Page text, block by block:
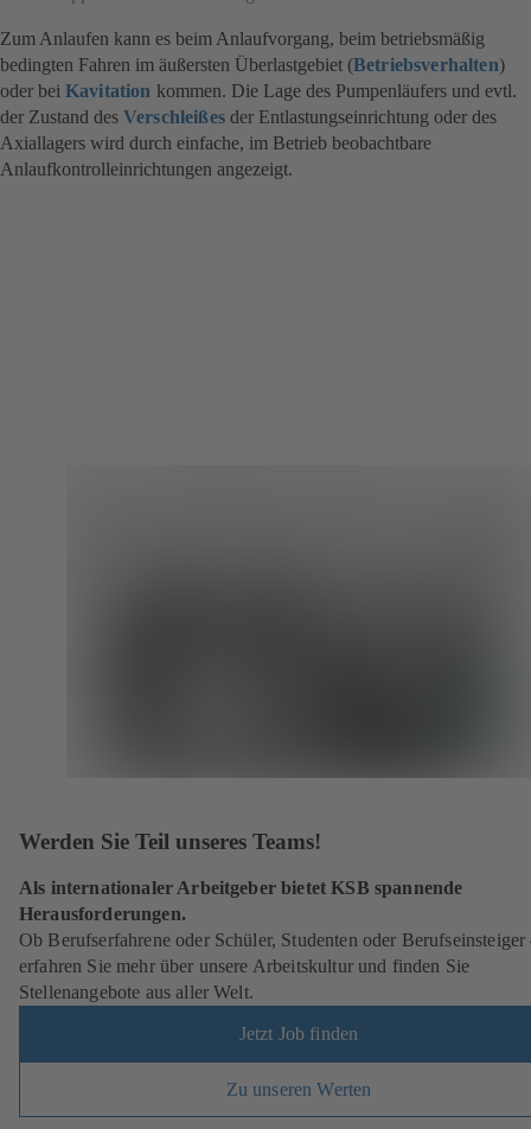
Zum Anlaufen kann es beim Anlaufvorgang, beim betriebsmäßig
bedingten Fahren im äußersten Überlastgebiet (Betriebsverhalten)
oder bei Kavitation kommen. Die Lage des Pumpenläufers und evtl.
der Zustand des Verschleißesder Entlastungseinrichtung oder des
Axiallagers wird durch einfache, im Betrieb beobachtbare
Anlaufkontrolleinrichtungen angezeigt.
Werden Sie Teil unseres Teams!
Als internationaler Arbeitgeber bietet KSB spannende
Herausforderungen.
Ob Berufserfahrene oder Schüler, Studenten oder Berufseinsteiger
erfahren Sie mehr über unsere Arbeitskultur und finden Sie
Stellenangebote aus aller Welt.
Jetzt Job finden
Zu unseren Werten